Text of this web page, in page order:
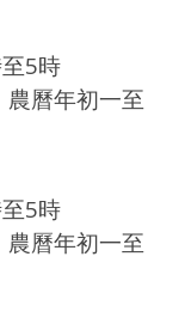
5時
曆年初一至
5時
曆年初一至